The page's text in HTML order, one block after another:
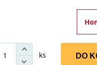
ks DO